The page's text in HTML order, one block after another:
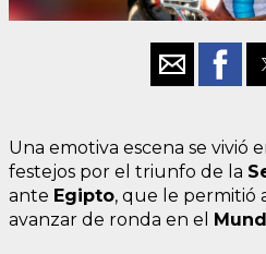
Una emotiva escena se vivió
festejos por el triunfo de la
ante Egipto, que le permitió
avanzar de ronda en el